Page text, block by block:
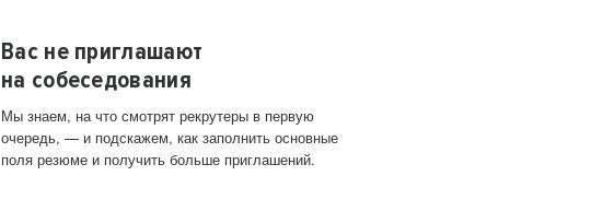
Вас не приглашают
на собеседования
Мы знаем, на что смотрят рекрутеры в первую
очередь, — и подскажем, как заполнить основные
поля резюме и получить больше приглашений.